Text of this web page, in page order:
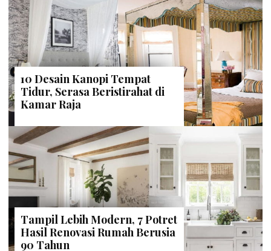
10 Desain Kanopi Tempat
Tidur, Serasa Beristirahat di
Kamar Raja
Tampil Lebih Modern, 7 Potret
Hasil Renovasi Rumah Berusia
90 Tahun